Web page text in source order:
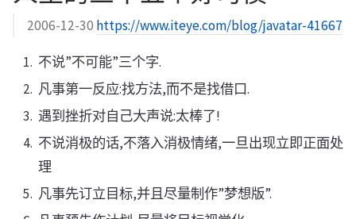
2006-12-30 https://www.iteye.com/blog/javatar-41667
不说”不可能”三个字.
凡事第一反应:找方法,而不是找借口.
遇到挫折对自己大声说:太棒了!
不说消极的话,不落入消极情绪,一旦出现立即正面处
理
凡事先订立目标,并且尽量制作”梦想版”.